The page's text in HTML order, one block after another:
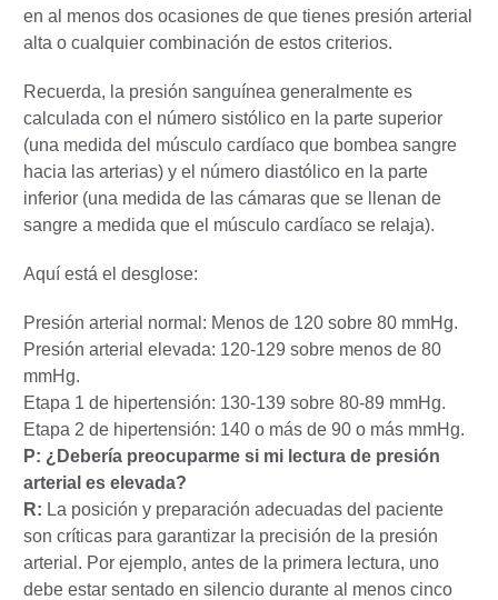
en al menos dos ocasiones de que tienes presión arterial
alta o cualquier combinación de estos criterios.
Recuerda, la presión sanguínea generalmente es
calculada con el número sistólico en la parte superior
(una medida del músculo cardíaco que bombea sangre
hacia las arterias) y el número diastólico en la parte
inferior (una medida de las cámaras que se llenan de
sangre a medida que el músculo cardíaco se relaja).
Aquí está el desglose:
Presión arterial normal: Menos de 120 sobre 80 mmHg.
Presión arterial elevada: 120-129 sobre menos de 80
mmHg.
Etapa 1 de hipertensión: 130-139 sobre 80-89 mmHg.
Etapa 2 de hipertensión: 140 o más de 90 o más mmHg.
P: ¿Debería preocuparme si mi lectura de presión
arterial es elevada?
R: La posición y preparación adecuadas del paciente
son críticas para garantizar la precisión de la presión
arterial. Por ejemplo, antes de la primera lectura, uno
debe estar sentado en silencio durante al menos cinco